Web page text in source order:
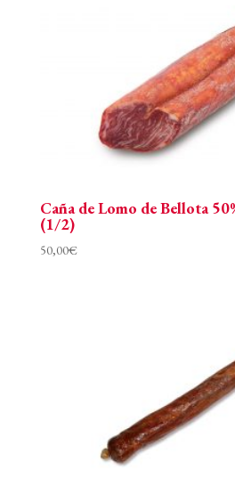
Caña de Lomo de Bellota
(1/2)
50,00€